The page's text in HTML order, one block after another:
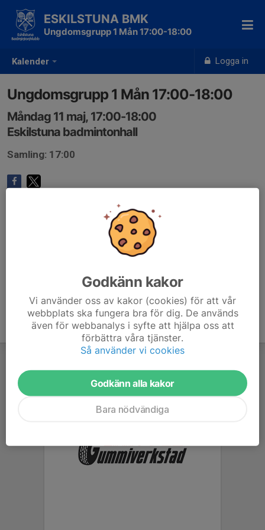
Kalender Logga in
ESKILSTUNA BMK
Ungdomsgrupp 1 Mån 17:00-18:00
Ungdomsgrupp 1 Mån 17:00-18:00
Måndag 11 maj, 17:00-18:00
Eskilstuna badmintonhall
Samling: 17:00
Godkänn kakor
Vi använder oss av kakor (cookies) för att vår
webbplats ska fungera bra för dig. De används
även för webbanalys i syfte att hjälpa oss att
förbättra våra tjänster.
Så använder vi cookies
Godkänn alla kakor
Bara nödvändiga